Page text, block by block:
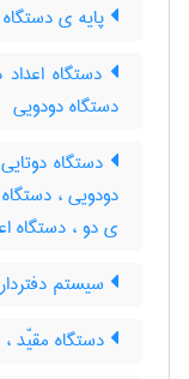
پایه ی
دستگاه
دستگاه دودویی
دستگاه
دودویی ،
ی دو ، دستگاه
سیستم
دستگاه مقیّد